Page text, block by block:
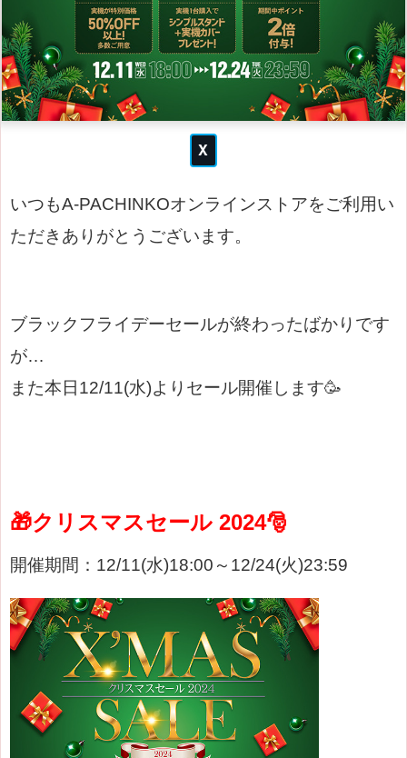
いつもA-PACHINKOオンラインストアをご利用い
ただきありがとうございます。
ブラックフライデーセールが終わったばかりです
が…
また本日12/11(水)よりセール開催します🥳
🎁クリスマスセール 2024🎅
開催期間：12/11(水)18:00～12/24(火)23:59